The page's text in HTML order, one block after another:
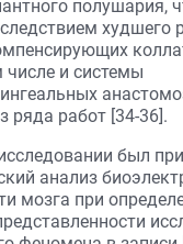
полушария,
худшего
числе и системы
ряда работ [34-36].
был
анализ
мозга при